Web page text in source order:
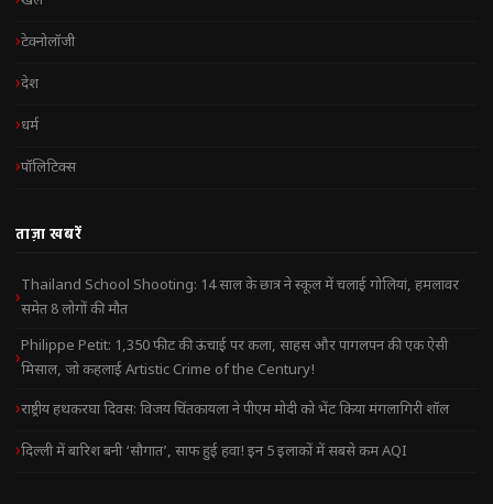
टेक्नोलॉजी
देश
धर्म
पॉलिटिक्स
ताज़ा खबरें
Thailand School Shooting: 14 साल के छात्र ने स्कूल में चलाई गोलियां, हमलावर
समेत 8 लोगों की मौत
Philippe Petit: 1,350 फीट की ऊंचाई पर कला, साहस और पागलपन की एक ऐसी
मिसाल, जो कहलाई Artistic Crime of the Century!
राष्ट्रीय हथकरघा दिवस: विजय चिंतकायला ने पीएम मोदी को भेंट किया मंगलागिरी शॉल
दिल्ली में बारिश बनी ‘सौगात’, साफ हुई हवा! इन 5 इलाकों में सबसे कम AQI